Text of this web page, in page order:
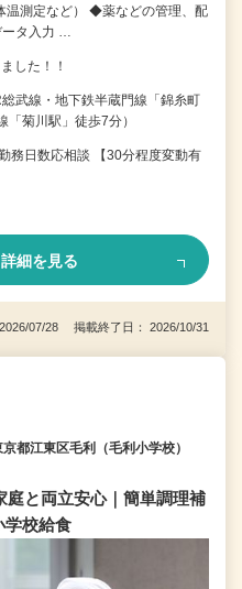
温測定など） ◆薬などの管理、配
タ入力 …
した！！
武線・地下鉄半蔵門線「錦糸町
菊川駅」徒歩7分）
務日数応相談 【30分程度変動有
詳細を見る
07/28 掲載終了日： 2026/10/31
都江東区毛利（毛利小学校）
庭と両立安心｜簡単調理補
学校給食